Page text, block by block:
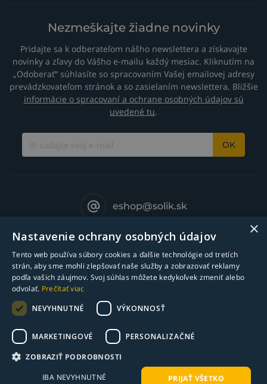
Nezmeškajte žiadne novinky
Pridajte sa k odberateľom nášho newslettera a získavajte
novinky a zľavy do Vášho e-mailu každý mesiac. Kliknutím na
„Odoberať“ súhlasíte so spracovaním Vašej emailovej adresy
prevádzkovateľom stránok a so zasielaním newslettera. Bližšie
informácie o spracovaní a ochrane osobných údajov sú
uvedené tu.
OK
eshop@solik.sk
© Copyright 2018-2025 Solík SK, s.r.o. - zváracia technika l Všetky práva
vyhradené
webdesign ©
bart.sk
×
Nastavenie ochrany osobných údajov
Tento web používa súbory cookies a ďalšie technológie od tretích
strán, aby sme mohli zlepšovať naše služby a zobrazovať reklamy
podľa vašich záujmov. Svoj súhlas môžete kedykoľvek zmeniť alebo
odvolať. Prečítať viac
NEVYHNUTNÉ
VÝKONNOSŤ
MARKETINGOVÉ PERSONALIZAČNÉ
ZOBRAZIŤ PODROBNOSTI
PRIJAŤ VŠETKO
IBA NEVYHNUTNÉ